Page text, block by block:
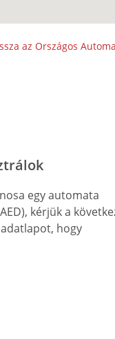
az Országos
egy automata
kérjük a
hogy